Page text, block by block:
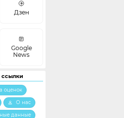
Дзен
Google
News
ссылки
оценок
О нас
данные